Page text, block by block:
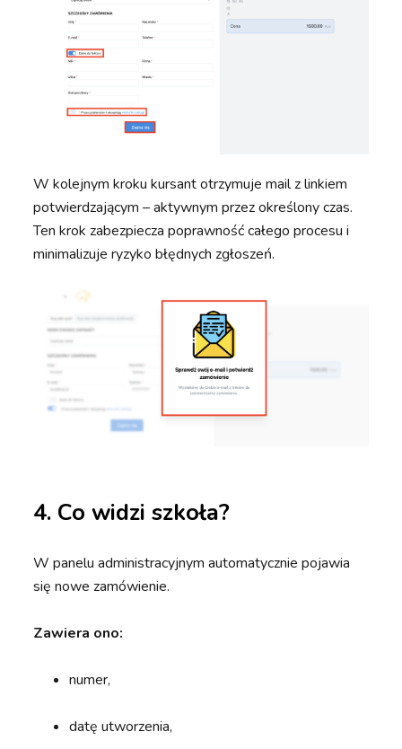
W kolejnym kroku kursant otrzymuje mail z linkiem
potwierdzającym – aktywnym przez określony czas.
Ten krok zabezpiecza poprawność całego procesu i
minimalizuje ryzyko błędnych zgłoszeń.
4. Co widzi szkoła?
W panelu administracyjnym automatycznie pojawia
się nowe zamówienie.
Zawiera ono:
numer,
datę utworzenia,